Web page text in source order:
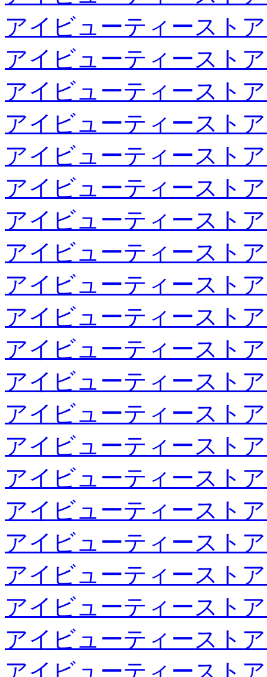
アイビューティースト
アイビューティースト
アイビューティースト
アイビューティースト
アイビューティースト
アイビューティースト
アイビューティースト
アイビューティースト
アイビューティースト
アイビューティースト
アイビューティースト
アイビューティースト
アイビューティースト
アイビューティースト
アイビューティースト
アイビューティースト
アイビューティースト
アイビューティースト
アイビューティースト
アイビューティースト
アイビューティースト